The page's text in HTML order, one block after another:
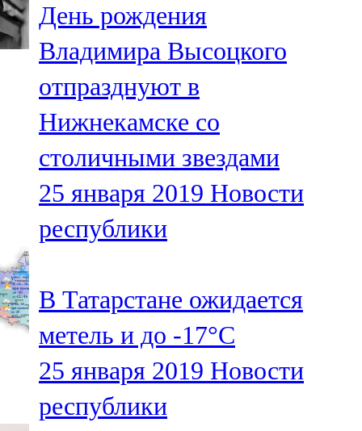
Олы Әтнә
71,42 FM
Сарман
107,8 FM
Теләче
106,1 FM
Түбән Кама
Чирмешән
107,7 FM
Чистай
103,0 FM
День рождения
Владимира Высоцкого
отпразднуют в
Нижнекамске со
столичными звездами
25 января 2019 Новости
республики
В Татарстане ожидается
метель и до -17°С
25 января 2019 Новости
республики